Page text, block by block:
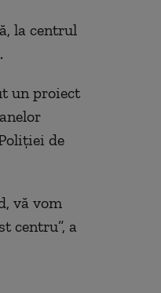
la centrul
un proiect
de
vă vom
centru”, a